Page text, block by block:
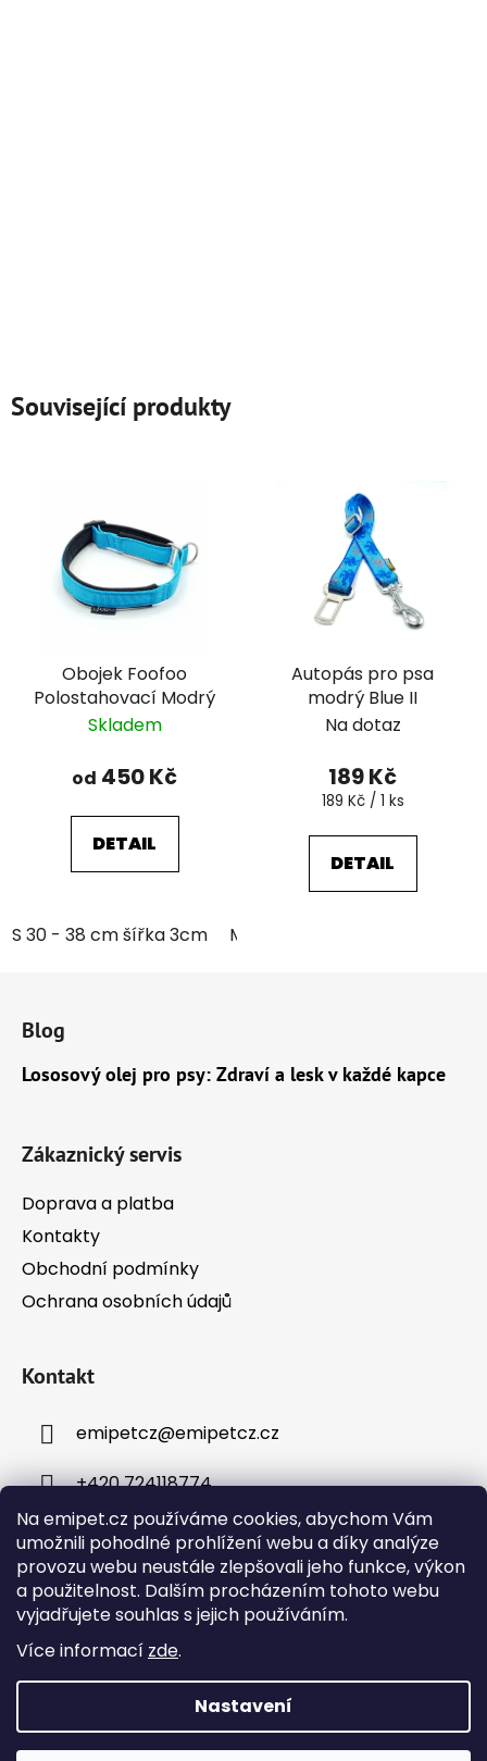
Na emipet.cz používáme cookies, abychom Vám
umožnili pohodlné prohlížení webu a díky analýze
provozu webu neustále zlepšovali jeho funkce, výkon
a použitelnost. Dalším procházením tohoto webu
vyjadřujete souhlas s jejich používáním.
Více informací zde.
Nastavení
Objednávky přijaté v pracovní dny do 12:00 budou
Související produkty
Obojek Foofoo
Polostahovací Modrý
Skladem
od 450 Kč
DETAIL
S 30 - 38 cm šířka 3cm M 35 - 46 cm šířka 3cm
Autopás pro psa
modrý Blue II
Na dotaz
189 Kč
Měrná
189 Kč / 1 ks
DETAIL
Blog
Lososový olej pro psy: Zdraví a lesk v každé kapce
Zákaznický servis
Doprava a platba
Kontakty
Obchodní podmínky
Ochrana osobních údajů
Kontakt
emipetcz@emipetcz.cz
+420 724118774
Instagram
Vytvořil Shoptet